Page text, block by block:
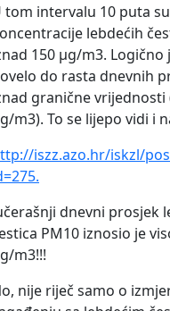
tom intervalu 10 puta
lebdećih
150 µg/m3. Logično
do rasta dnevnih
granične vrijednosti
m3). To se lijepo vidi i
iszz.azo.hr/iskzl/
dnevni prosjek
PM10 iznosio je
m3!!!
nije riječ samo o